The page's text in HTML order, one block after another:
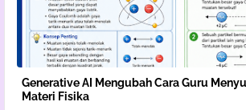
Generative AI Mengubah Cara Guru
Materi Fisika